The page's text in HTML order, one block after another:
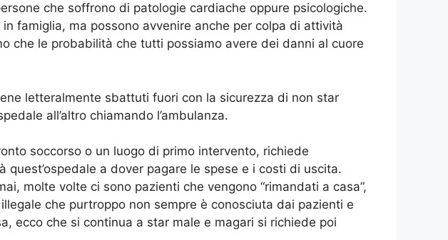
che soffrono di patologie cardiache oppure psicologiche.
famiglia, ma possono avvenire anche per colpa di attività
che le probabilità che tutti possiamo avere dei danni al cuore
letteralmente sbattuti fuori con la sicurezza di non star
all’altro chiamando l’ambulanza.
soccorso o un luogo di primo intervento, richiede
a dover pagare le spese e i costi di uscita.
molte volte ci sono pazienti che vengono “rimandati a casa”,
che purtroppo non sempre è conosciuta dai pazienti e
ecco che si continua a star male e magari si richiede poi